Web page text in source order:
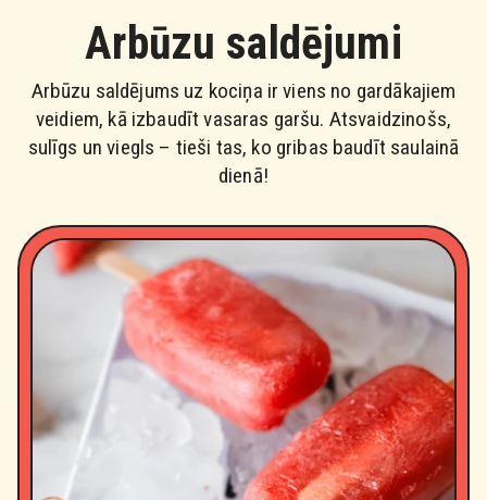
Arbūzu saldējumi
Arbūzu saldējums uz kociņa ir viens no gardākajiem
veidiem, kā izbaudīt vasaras garšu. Atsvaidzinošs,
sulīgs un viegls – tieši tas, ko gribas baudīt saulainā
dienā!